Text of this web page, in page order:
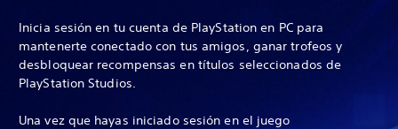
Inicia sesión en tu cuenta de PlayStation en PC para
mantenerte conectado con tus amigos, ganar trofeos y
desbloquear recompensas en títulos seleccionados de
PlayStation Studios.
Una vez que hayas iniciado sesión en el juego